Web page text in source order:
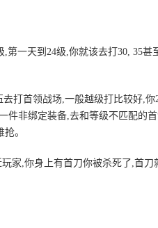
第一天到24级,你就该去打30, 35甚
打首领战场,一般越级打比较好,你
件非绑定装备,去和等级不匹配的
。
家,你身上有首刀你被杀死了,首刀